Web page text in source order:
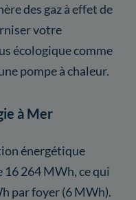
des gaz à effet de
votre
écologique comme
pompe à chaleur.
à Mer
énergétique
264 MWh, ce qui
par foyer (6 MWh).